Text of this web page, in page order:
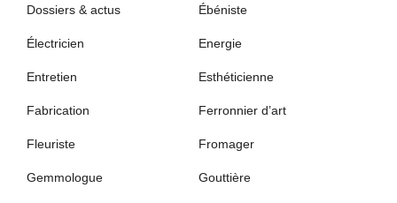
Dossiers & actus Ébéniste
Électricien Energie
Entretien Esthéticienne
Fabrication Ferronnier d’art
Fleuriste Fromager
Gemmologue Gouttière